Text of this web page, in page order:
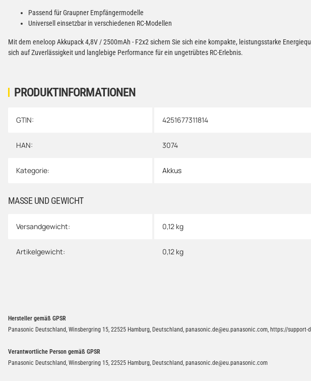
PRODUKTINFORMATIONEN
Produkteigenschaft
Wert
GTIN: 4251677311814
HAN: 3074
Kategorie: Akkus
MASSE UND GEWICHT
Versandgewicht: 0,12 kg
Artikelgewicht: 0,12 kg
Passend für Graupner Empfängermodelle
Universell einsetzbar in verschiedenen RC-Modellen
Mit dem eneloop Akkupack 4,8V / 2500mAh - F2x2 sichern Sie sich eine kompakte, leistungsstarke
sich auf Zuverlässigkeit und langlebige Performance für ein ungetrübtes RC-Erlebnis.
Hersteller gemäß GPSR
Panasonic Deutschland, Winsbergring 15, 22525 Hamburg, Deutschland, panasonic.de@eu.panasonic.com, https://support-
Verantwortliche Person gemäß GPSR
Panasonic Deutschland, Winsbergring 15, 22525 Hamburg, Deutschland, panasonic.de@eu.panasonic.com